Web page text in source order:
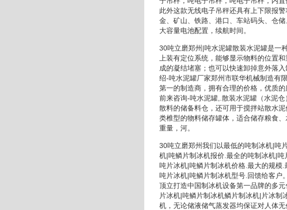
此外这款无线电子吊秤还具有上下限报
金、矿山、铁路、港口、车站码头、仓
大容量电池配置，续航时间。
30吨立磨郑州|吨水泥罐散装水泥罐是一
上装有定位系统，能够显示物料的位置
成的凝结堵塞；也可以快速卸掉意外落
绍-吨水泥罐厂家郑州市联华机械制造有
第一的制造商，拥有合理的价格，优质
前来咨询-吨水泥罐,.散装水泥罐（水泥
散料的储备料仓，还可用于搅拌站散水
类椎型的物料储存罐体，适合储存粮食
重量，河。
30吨立磨郑州我们以最低的吨制冰机|吨
机|吨鳞片制冰机报价.最全的吨制冰机|
吨片冰机|吨鳞片制冰机价格.最大的规模
吨片冰机|吨鳞片制冰机型号.回馈给客户
顶立打造中国制冰机设备第一品牌的多
片冰机|吨鳞片制冰机鳞片制冰机|片冰
机，无论储液储气蒸发器均保证对人体